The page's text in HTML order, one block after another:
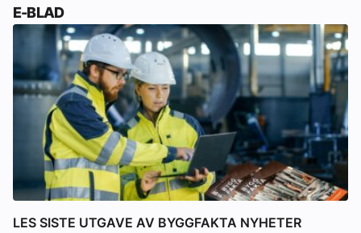
E-BLAD
LES SISTE UTGAVE AV BYGGFAKTA NYHETER